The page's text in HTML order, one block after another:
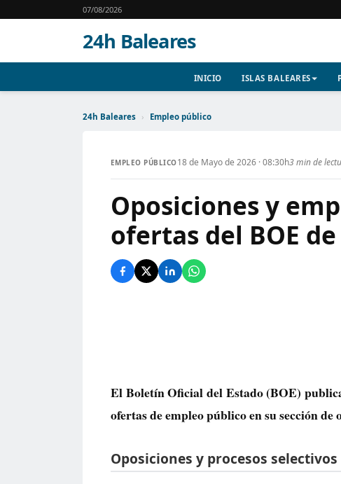
07/08/2026
24h Baleares
INICIO ISLAS BALEARES
24h Baleares › Empleo público
EMPLEO PÚBLICO18 de Mayo de 2026 · 08:30h3 min de
Oposiciones y
ofertas del BOE
El Boletín Oficial del Estado (BOE)
ofertas de empleo públicoen su sección de
Oposiciones y procesos selectivos